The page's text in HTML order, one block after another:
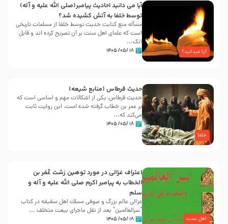
آیا میدانید؟
آیا می دانید احادیث پیامبر(صلی الله علیه و آله)
توسط خلفا به آتش کشیده شد؟
مسأله منع کتابت حدیث توسط خلفا از مسلمات تاریخی
است که علمای اهل سنت بر آن تصریح کرده اند و قابل
انک...
۱۸ /۰۵/ ۱۴۰۵
خلفا
حدیث قرطاس (منابع شیعه)
حدیث قرطاس، یکی از اشکالات مهم و اساسی است که
بر عمر بن خطاب گرفته شده است، این روایت ثابت
می‌کند که...
۱۸ /۰۵/ ۱۴۰۵
اهل سنت
اعتراف غزالی در مورد توهین زشت عُمَر بن
الخطاب به پیامبر اکرم صلی الله علیه و آله و
سلم
غزالی عالم بزرگ و صوفی مسلك اهل سقيفه در کتاب
“سرالعالمین” بعد از نقل ماجرای بیعت متخلف ...
۱۸ /۰۵/ ۱۴۰۵